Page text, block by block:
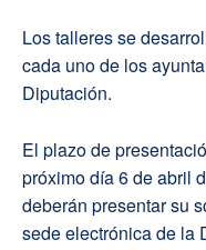
Los talleres se
cada uno de los
Diputación.
El plazo de
próximo día 6 de abril
deberán presentar su
sede electrónica de la